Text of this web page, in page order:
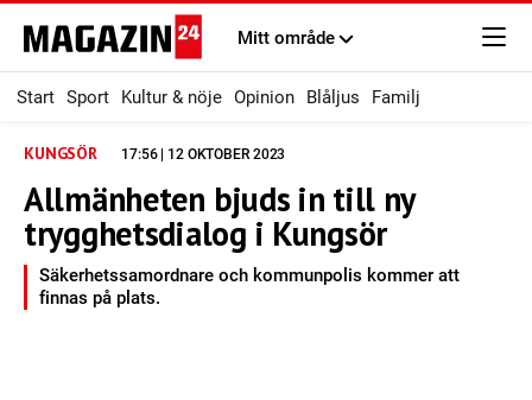
Mitt område
Start Sport Kultur & nöje Opinion Blåljus Familj
KUNGSÖR 17:56 | 12 OKTOBER 2023
Allmänheten bjuds in till ny
trygghetsdialog i Kungsör
Säkerhetssamordnare och kommunpolis kommer att
finnas på plats.